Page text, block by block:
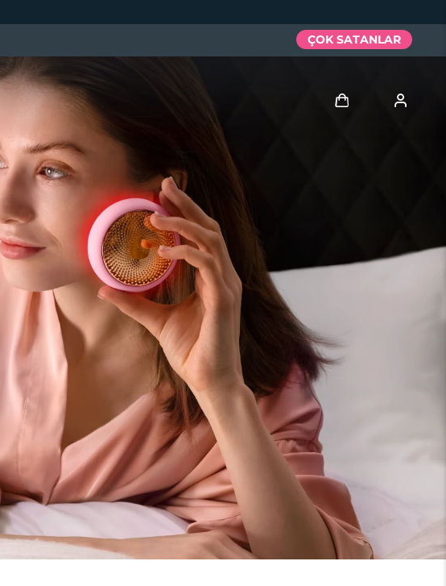
ÇOK SATANLAR
Siparişlerim
Aboneliklerim